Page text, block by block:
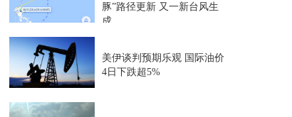
豚”路径更新 又一新台风生
成
美伊谈判预期乐观 国际油价
4日下跌超5%